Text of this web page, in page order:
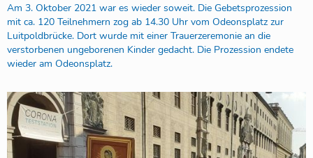
Am 3. Oktober 2021 war es wieder soweit. Die Gebetsprozession
mit ca. 120 Teilnehmern zog ab 14.30 Uhr vom Odeonsplatz zur
Luitpoldbrücke. Dort wurde mit einer Trauerzeremonie an die
verstorbenen ungeborenen Kinder gedacht. Die Prozession endete
wieder am Odeonsplatz.